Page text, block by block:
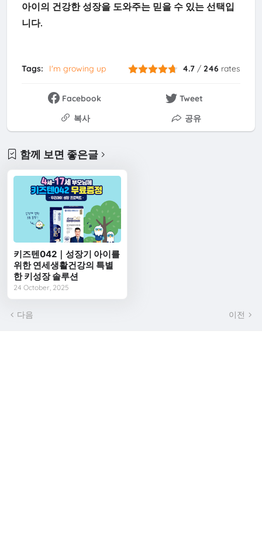
아이의 건강한 성장을 도와주는 믿을 수 있는 선택입
니다.
Tags: I'm growing up 4.7 /246 rates
Facebook
Tweet
복사
공유
함께 보면 좋은글
키즈텐042｜성장기 아이를
위한 연세생활건강의 특별
한 키성장 솔루션
24 October, 2025
다음 이전